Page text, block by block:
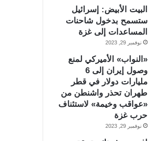
البيت الأبيض: إسرائيل
ستسمح بدخول شاحنات
المساعدات إلى غزة
نوفمبر 29, 2023
«النواب» الأميركي لمنع
وصول إيران إلى 6
مليارات دولار في قطر
طهران تحذر واشنطن من
«عواقب وخيمة» لاستئناف
حرب غزة
نوفمبر 29, 2023